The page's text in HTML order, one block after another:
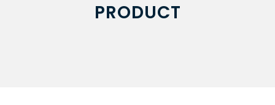
PRODUCT